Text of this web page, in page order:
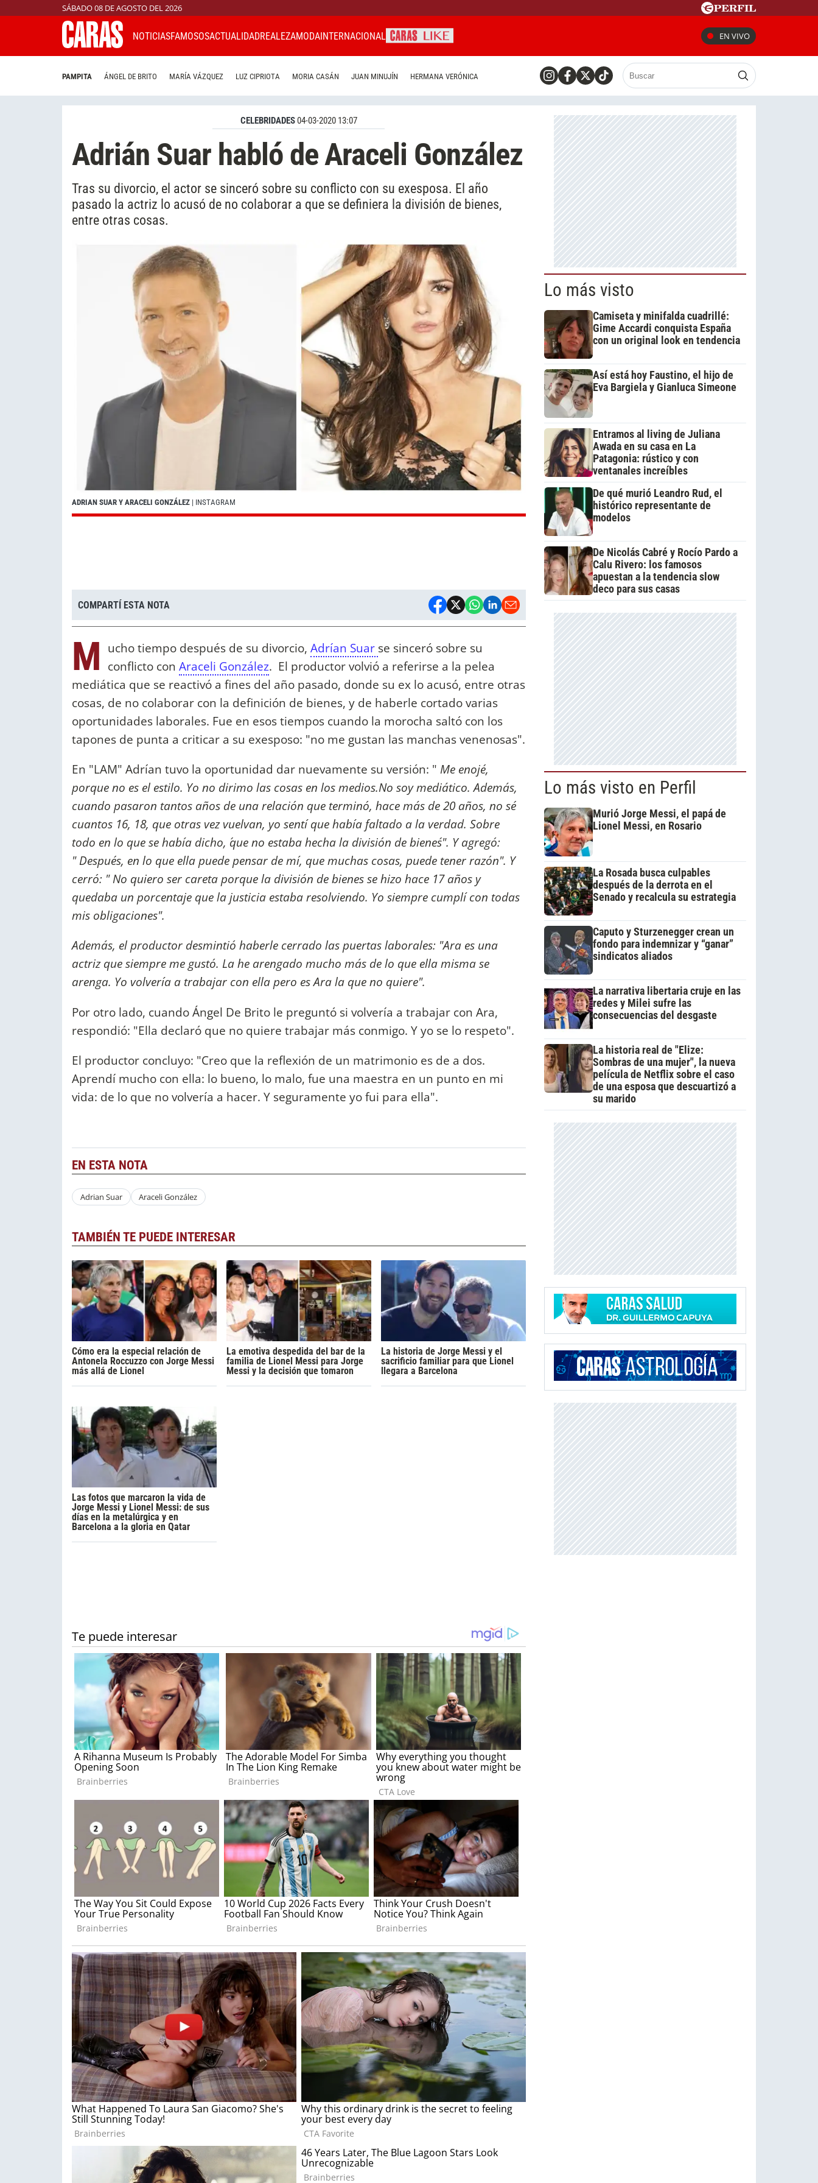
SÁBADO 08 DE AGOSTO DEL 2026
NOTICIASFAMOSOSACTUALIDADREALEZAMODAINTERNACIONAL EN VIVO
PAMPITA ÁNGEL DE BRITO MARÍA VÁZQUEZ LUZ CIPRIOTA MORIA CASÁN JUAN MINUJÍN HERMANA VERÓNICA
CELEBRIDADES04-03-2020 13:07
Adrián Suar habló de Araceli González
Tras su divorcio, el actor se sinceró sobre su conflicto con su exesposa. El año
pasado la actriz lo acusó de no colaborar a que se definiera la división de bienes,
entre otras cosas.
ADRIAN SUAR Y ARACELI GONZÁLEZ | INSTAGRAM
COMPARTÍ ESTA NOTA
M ucho tiempo después de su divorcio, Adrían Suar se sinceró sobre su
conflicto con Araceli González. El productor volvió a referirse a la pelea
mediática que se reactivó a fines del año pasado, donde su ex lo acusó, entre otras
cosas, de no colaborar con la definición de bienes, y de haberle cortado varias
oportunidades laborales. Fue en esos tiempos cuando la morocha saltó con los
tapones de punta a criticar a su exesposo: "no me gustan las manchas venenosas".
En "LAM" Adrían tuvo la oportunidad dar nuevamente su versión: " Me enojé,
porque no es el estilo. Yo no dirimo las cosas en los medios.No soy mediático. Además,
cuando pasaron tantos años de una relación que terminó, hace más de 20 años, no sé
cuantos 16, 18, que otras vez vuelvan, yo sentí que había faltado a la verdad. Sobre
todo en lo que se había dicho, ´que no estaba hecha la división de bienes´". Y agregó:
" Después, en lo que ella puede pensar de mí, que muchas cosas, puede tener razón". Y
cerró: " No quiero ser careta porque la división de bienes se hizo hace 17 años y
quedaba un porcentaje que la justicia estaba resolviendo. Yo siempre cumplí con todas
mis obligaciones".
Además, el productor desmintió haberle cerrado las puertas laborales: "Ara es una
actriz que siempre me gustó. La he arengado mucho más de lo que ella misma se
arenga. Yo volvería a trabajar con ella pero es Ara la que no quiere".
Por otro lado, cuando Ángel De Brito le preguntó si volvería a trabajar con Ara,
respondió: "Ella declaró que no quiere trabajar más conmigo. Y yo se lo respeto".
El productor concluyo: "Creo que la reflexión de un matrimonio es de a dos.
Aprendí mucho con ella: lo bueno, lo malo, fue una maestra en un punto en mi
vida: de lo que no volvería a hacer. Y seguramente yo fui para ella".
EN ESTA NOTA
Adrian Suar Araceli González
TAMBIÉN TE PUEDE INTERESAR
Cómo era la especial relación de
Antonela Roccuzzo con Jorge Messi
más allá de Lionel
La emotiva despedida del bar de la
familia de Lionel Messi para Jorge
Messi y la decisión que tomaron
La historia de Jorge Messi y el
sacrificio familiar para que Lionel
llegara a Barcelona
Las fotos que marcaron la vida de
Jorge Messi y Lionel Messi: de sus
días en la metalúrgica y en
Barcelona a la gloria en Qatar
Lo más visto
Camiseta y minifalda cuadrillé:
Gime Accardi conquista España
con un original look en tendencia
Así está hoy Faustino, el hijo de
Eva Bargiela y Gianluca Simeone
Entramos al living de Juliana
Awada en su casa en La
Patagonia: rústico y con
ventanales increíbles
De qué murió Leandro Rud, el
histórico representante de
modelos
De Nicolás Cabré y Rocío Pardo a
Calu Rivero: los famosos
apuestan a la tendencia slow
deco para sus casas
Lo más visto en Perfil
Murió Jorge Messi, el papá de
Lionel Messi, en Rosario
La Rosada busca culpables
después de la derrota en el
Senado y recalcula su estrategia
Caputo y Sturzenegger crean un
fondo para indemnizar y “ganar”
sindicatos aliados
La narrativa libertaria cruje en las
redes y Milei sufre las
consecuencias del desgaste
La historia real de "Elize:
Sombras de una mujer", la nueva
película de Netflix sobre el caso
de una esposa que descuartizó a
su marido